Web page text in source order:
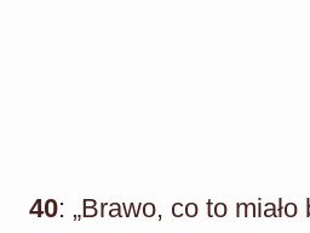
40: „Brawo, co to miało